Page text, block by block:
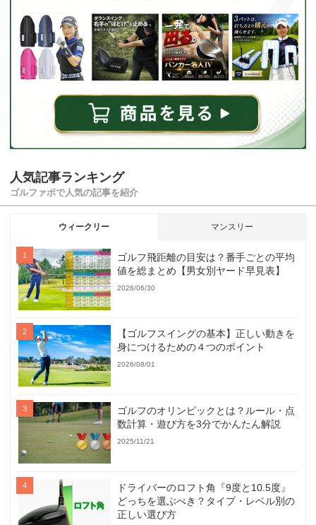
人気記事ランキング
ゴルファボで人気の記事を紹介
ウィークリー マンスリー
ゴルフ飛距離の目安は？番手ごとの平均
値を総まとめ【男女別ヤード早見表】
2026/06/30
【ゴルフスイングの基本】正しい動きを
身につけるための４つのポイント
2026/08/01
ゴルフのオリンピックとは？ルール・点
数計算・遊び方を3分でかんたん解説
2025/11/21
ドライバーのロフト角『9度と10.5度』
どっちを選ぶべき？タイプ・レベル別の
正しい選び方